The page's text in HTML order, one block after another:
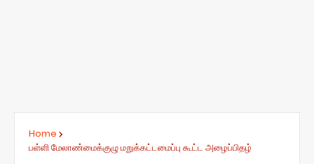
Home
பள்ளி மேலாண்மைக்குழு மறுக்கட்டமைப்பு கூட்ட அழைப்பிதழ்